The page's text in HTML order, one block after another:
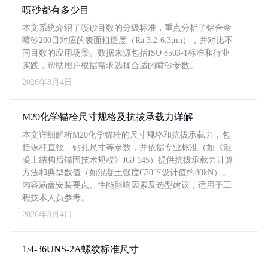
喷砂都有多少目
本文系统介绍了喷砂目数的分级标准，重点分析了铝合金
喷砂200目对应的表面粗糙度（Ra 3.2-6.3μm），并对比不
同目数的应用场景。数据来源包括ISO 8503-1标准和行业
实践，帮助用户根据需求选择合适的喷砂参数。
2026年8月4日
M20化学锚栓尺寸规格及抗拔承载力详解
本文详细解析M20化学锚栓的尺寸规格和抗拔承载力，包
括螺杆直径、钻孔尺寸等参数，并依据专业标准（如《混
凝土结构后锚固技术规程》JGJ 145）提供抗拔承载力计算
方法和典型数值（如混凝土强度C30下设计值约80kN）。
内容涵盖安装要点、性能影响因素及选型建议，适用于工
程技术人员参考。
2026年8月4日
1/4-36UNS-2A螺纹标准尺寸